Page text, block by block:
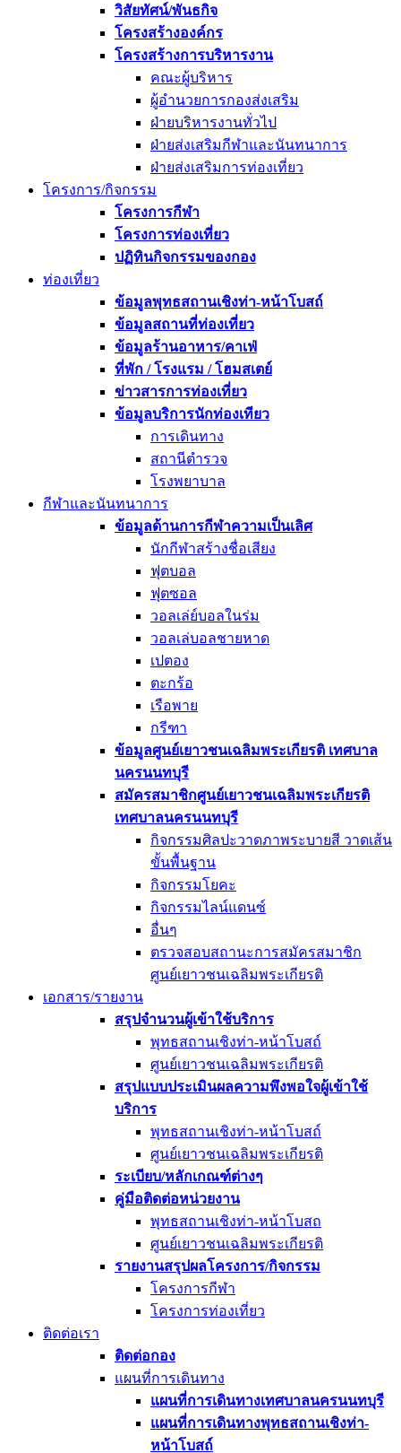
วิสัยทัศน์/พันธกิจ
โครงสร้างองค์กร
โครงสร้างการบริหารงาน
คณะผู้บริหาร
ผู้อำนวยการกองส่งเสริม
ฝ่ายบริหารงานทั่วไป
ฝ่ายส่งเสริมกีฬาและนันทนาการ
ฝ่ายส่งเสริมการท่องเที่ยว
โครงการ/กิจกรรม
โครงการกีฬา
โครงการท่องเที่ยว
ปฏิทินกิจกรรมของกอง
ท่องเที่ยว
ข้อมูลพุทธสถานเชิงท่า-หน้าโบสถ์
ข้อมูลสถานที่ท่องเที่ยว
ข้อมูลร้านอาหาร/คาเฟ่
ที่พัก / โรงแรม / โฮมสเตย์
ข่าวสารการท่องเที่ยว
ข้อมูลบริการนักท่องเทียว
การเดินทาง
สถานีตำรวจ
โรงพยาบาล
กีฬาและนันทนาการ
ข้อมูลด้านการกีฬาความเป็นเลิศ
นักกีฬาสร้างชื่อเสียง
ฟุตบอล
ฟุตซอล
วอลเล่ย์บอลในร่ม
วอลเล่บอลชายหาด
เปตอง
ตะกร้อ
เรือพาย
กรีฑา
ข้อมูลศูนย์เยาวชนเฉลิมพระเกียรติ เทศบาล
นครนนทบุรี
สมัครสมาชิกศูนย์เยาวชนเฉลิมพระเกียรติ
เทศบาลนครนนทบุรี
กิจกรรมศิลปะวาดภาพระบายสี วาดเส้น
ขั้นพื้นฐาน
กิจกรรมโยคะ
กิจกรรมไลน์แดนซ์
อื่นๆ
ตรวจสอบสถานะการสมัครสมาชิก
ศูนย์เยาวชนเฉลิมพระเกียรติ
เอกสาร/รายงาน
สรุปจำนวนผู้เข้าใช้บริการ
พุทธสถานเชิงท่า-หน้าโบสถ์
ศูนย์เยาวชนเฉลิมพระเกียรติ
สรุปแบบประเมินผลความพึงพอใจผู้เข้าใช้
บริการ
พุทธสถานเชิงท่า-หน้าโบสถ์
ศูนย์เยาวชนเฉลิมพระเกียรติ
ระเบียบ/หลักเกณฑ์ต่างๆ
คู่มือติดต่อหน่วยงาน
พุทธสถานเชิงท่า-หน้าโบสถ
ศูนย์เยาวชนเฉลิมพระเกียรติ
รายงานสรุปผลโครงการ/กิจกรรม
โครงการกีฬา
โครงการท่องเที่ยว
ติดต่อเรา
ติดต่อกอง
แผนที่การเดินทาง
แผนที่การเดินทางเทศบาลนครนนทบุรี
แผนที่การเดินทางพุทธสถานเชิงท่า-
หน้าโบสถ์